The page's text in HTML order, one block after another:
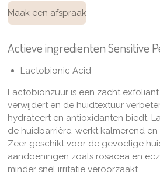
Maak een afspraak
Actieve ingredienten Sensitive
Lactobionic Acid
Lactobionzuur is een zacht
verwijdert en de huidtextuur
hydrateert en antioxidanten biedt.
de huidbarrière, werkt kalmerend
Zeer geschikt voor de gevoelige
aandoeningen zoals rosacea en
minder snel irritatie veroorzaakt.